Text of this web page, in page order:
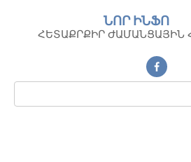
контенту
ՆՈՐ ԻՆՖՈ
ՀԵՏԱՔՐՔԻՐ ԺԱՄԱՆՑԱՅԻՆ
Поиск: